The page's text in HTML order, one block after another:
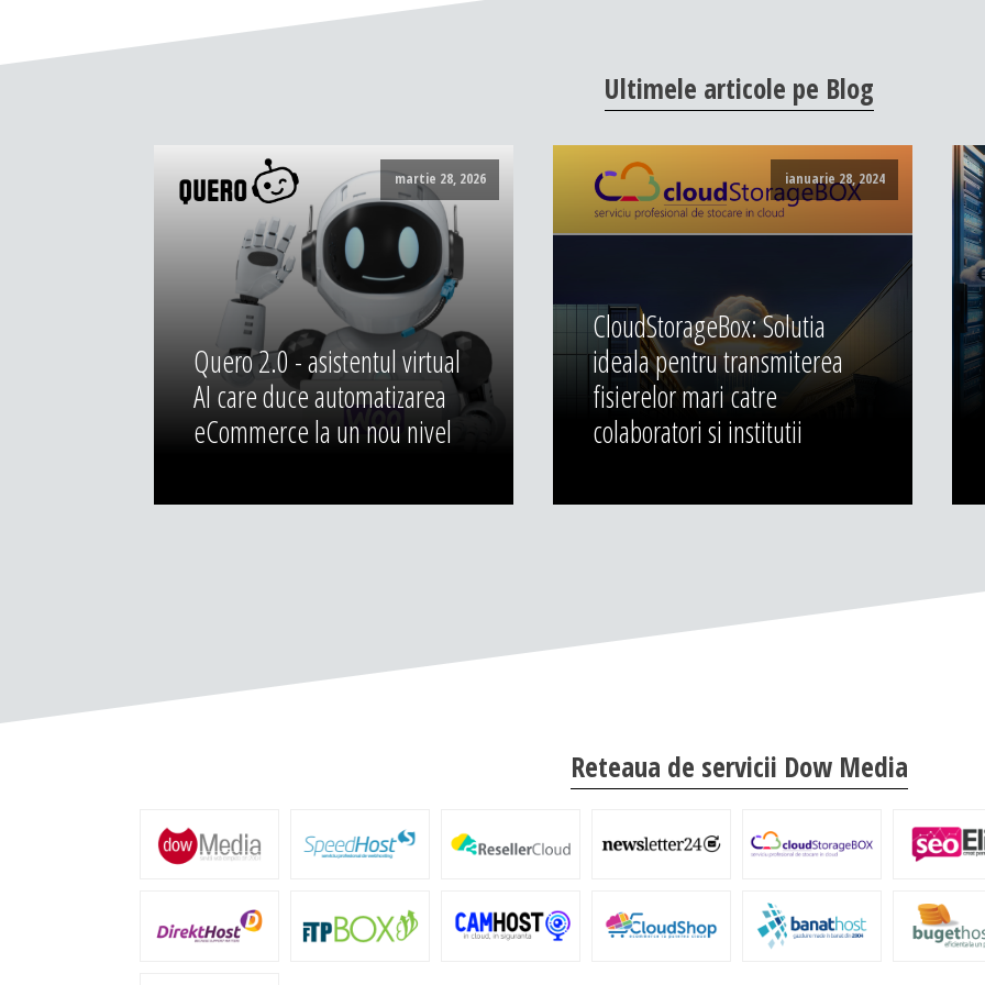
Ultimele articole pe Blog
martie 28, 2026
Quero 2.0 - asistentul virtual
AI care duce automatizarea
eCommerce la un nou nivel
ianuarie 28, 2024
CloudStorageBox: Solutia
ideala pentru transmiterea
fisierelor mari catre
colaboratori si institutii
Reteaua de servicii Dow Media